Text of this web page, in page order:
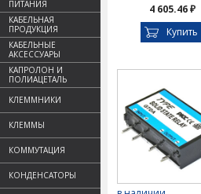
ПИТАНИЯ
КАБЕЛЬНАЯ
ПРОДУКЦИЯ
КАБЕЛЬНЫЕ
АКСЕССУАРЫ
КАПРОЛОН И
ПОЛИАЦЕТАЛЬ
КЛЕММНИКИ
КЛЕММЫ
КОММУТАЦИЯ
КОНДЕНСАТОРЫ
4 605.46 ₽
Купить